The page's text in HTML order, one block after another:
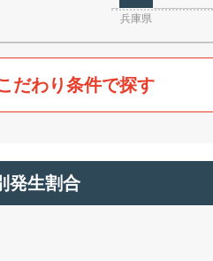
兵庫県
だわり条件で探す
発生割合